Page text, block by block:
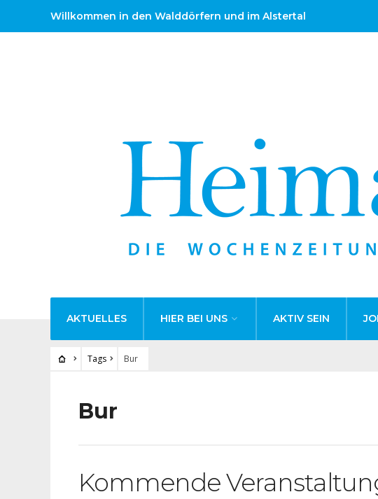
Willkommen in den Walddörfern und im Alstertal
AKTUELLES HIER BEI UNS AKTIV SEIN
Tags Bur
Bur
Kommende